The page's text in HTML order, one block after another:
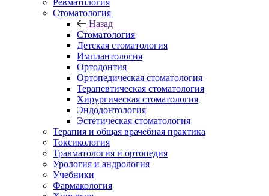
Ревматология
Стоматология
Назад
Стоматология
Детская стоматология
Имплантология
Ортодонтия
Ортопедическая стоматология
Терапевтическая стоматология
Хирургическая стоматология
Эндодонтология
Эстетическая стоматология
Терапия и общая врачебная практика
Токсикология
Травматология и ортопедия
Урология и андрология
Учебники
Фармакология